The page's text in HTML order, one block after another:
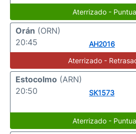
Aterrizado -
Orán (ORN)
20:45
AH2016
Aterrizado -
Estocolmo (ARN)
20:50
SK1573
Aterrizado -